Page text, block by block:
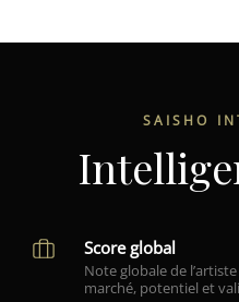
SAISHO
Score global
Note globale de
marché, potentiel et